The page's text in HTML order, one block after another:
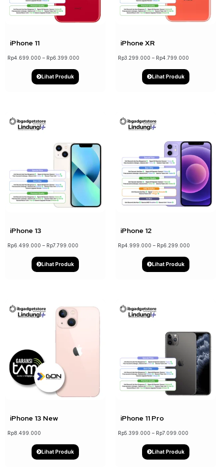
iPhone 11
Rp4.699.000 – Rp6.399.000
Lihat Produk
iPhone XR
Rp3.299.000 – Rp4.799.000
Lihat Produk
iPhone 13
Rp6.499.000 – Rp7.799.000
Lihat Produk
↓ 21%
iPhone 12
Rp4.999.000 – Rp6.299.000
Lihat Produk
iPhone 13 New
Rp8.499.000
Lihat Produk
iPhone 11 Pro
Rp5.399.000 – Rp7.099.000
Lihat Produk